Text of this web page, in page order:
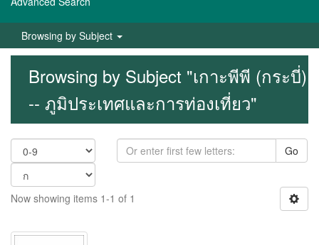
Browsing by Subject
Browsing by Subject "เกาะพีพี (กระบี่)
-- ภูมิประเทศและการท่องเที่ยว"
Go
Now showing items 1-1 of 1